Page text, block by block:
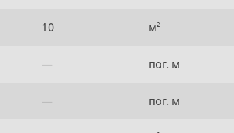
10 м²
— пог. м
— пог. м